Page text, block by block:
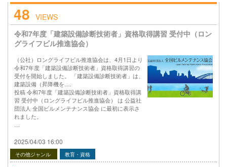
48 VIEWS
令和7年度「建築設備診断技術者」資格取得講習 受付中（ロン
グライフビル推進協会）
（公社）ロングライフビル推進協会は、4月1日より
令和7年度「建築設備診断技術者」資格取得講習の
受付を開始しました。 「建築設備診断技術者」は、
建築設備（昇降機を….
投稿 令和7年度「建築設備診断技術者」資格取得講
習 受付中（ロングライフビル推進協会） は 公益社
団法人 全国ビルメンテナンス協会 に最初に表示さ
れました。
2025/04/03 16:00
その他ジャンル 教育・資格